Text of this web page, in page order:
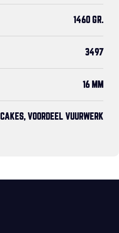
1460 GR.
3497
16 MM
CAKES, VOORDEEL VUURWERK